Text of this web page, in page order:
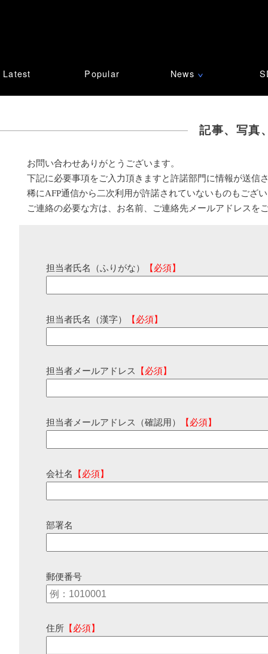
Latest Popular News ∨
記事、写真
お問い合わせありがとうございます。
下記に必要事項をご入力頂きますと許諾部門に情報が送信
稀にAFP通信から二次利用が許諾されていないものもござ
ご連絡の必要な方は、お名前、ご連絡先メールアドレスを
担当者氏名（ふりがな） 【必須】
担当者氏名（漢字） 【必須】
担当者メールアドレス 【必須】
担当者メールアドレス（確認用） 【必須】
会社名 【必須】
部署名
郵便番号
住所 【必須】